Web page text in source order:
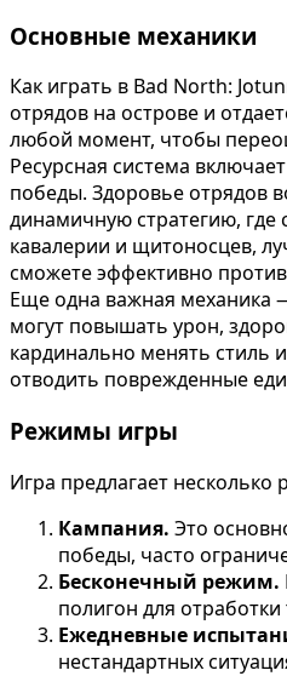
Основные механики
Как играть в Bad North:
отрядов на острове и
любой момент, чтобы
Ресурсная система
победы. Здоровье отрядов
динамичную стратегию,
кавалерии и щитоносцев,
сможете эффективно
Еще одна важная механика
могут повышать урон,
кардинально менять стиль
отводить поврежденные
Режимы игры
Игра предлагает
Кампания. Это
победы, часто
Бесконечный режим.
полигон для
Ежедневные
нестандартных